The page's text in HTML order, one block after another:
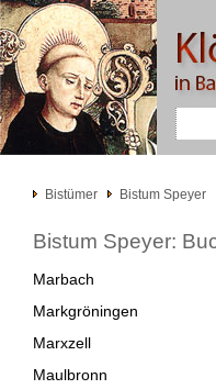
Bistümer Bistum Speyer
Bistum Speyer:
Marbach
Markgröningen
Marxzell
Maulbronn